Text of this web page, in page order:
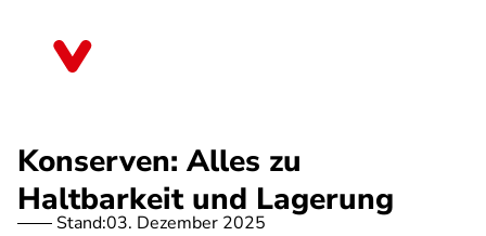
Konserven: Alles zu
Haltbarkeit und Lagerung
Stand:03. Dezember 2025